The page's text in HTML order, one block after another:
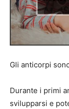
Gli anticorpi
Durante i primi
svilupparsi e